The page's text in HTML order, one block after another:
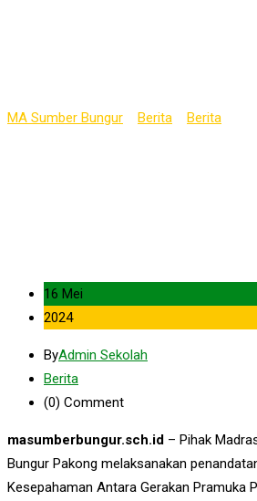
MA Sumber Bungur Berita Berita
16 Mei
2024
ByAdmin Sekolah
Berita
(0) Comment
masumberbungur.sch.id – Pihak
Bungur Pakong melaksanakan
Kesepahaman Antara Gerakan Pramuka